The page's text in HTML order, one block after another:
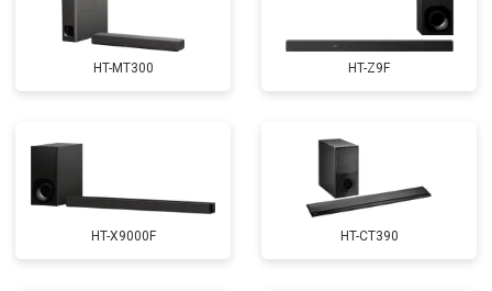
HT-MT300 HT-Z9F
HT-X9000F HT-CT390